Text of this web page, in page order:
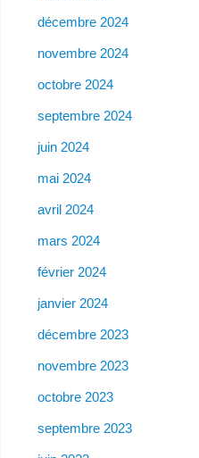
décembre 2024
novembre 2024
octobre 2024
septembre 2024
juin 2024
mai 2024
avril 2024
mars 2024
février 2024
janvier 2024
décembre 2023
novembre 2023
octobre 2023
septembre 2023